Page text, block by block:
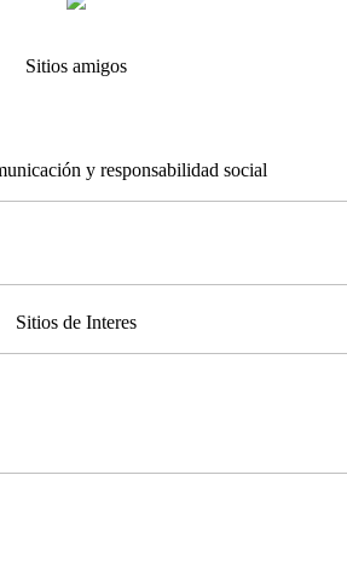
Sitios amigos
y responsabilidad social
Sitios de Interes